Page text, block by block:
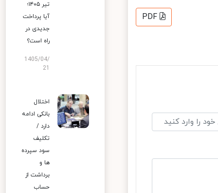
PDF
تیر ۱۴۰۵؛
آیا پرداخت
جدیدی در
راه است؟
1405/04/
اختلال
بانکی ادامه
دارد /
تکلیف
سود سپرده
ها و
برداشت از
حساب